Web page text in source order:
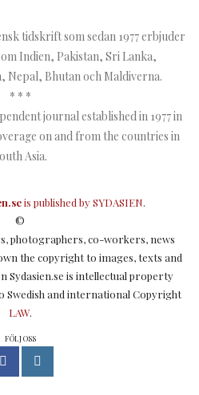
tidskrift som sedan 1977 erbjuder
Indien, Pakistan, Sri Lanka,
Nepal, Bhutan och Maldiverna.
* * *
journal established in 1977 in
on and from the countries in
Asia.
is published bySYDASIEN.
©
photographers, co-workers, news
the copyright to images, texts and
Sydasien.se is intellectual property
and international Copyright
LAW.
FÖLJ OSS